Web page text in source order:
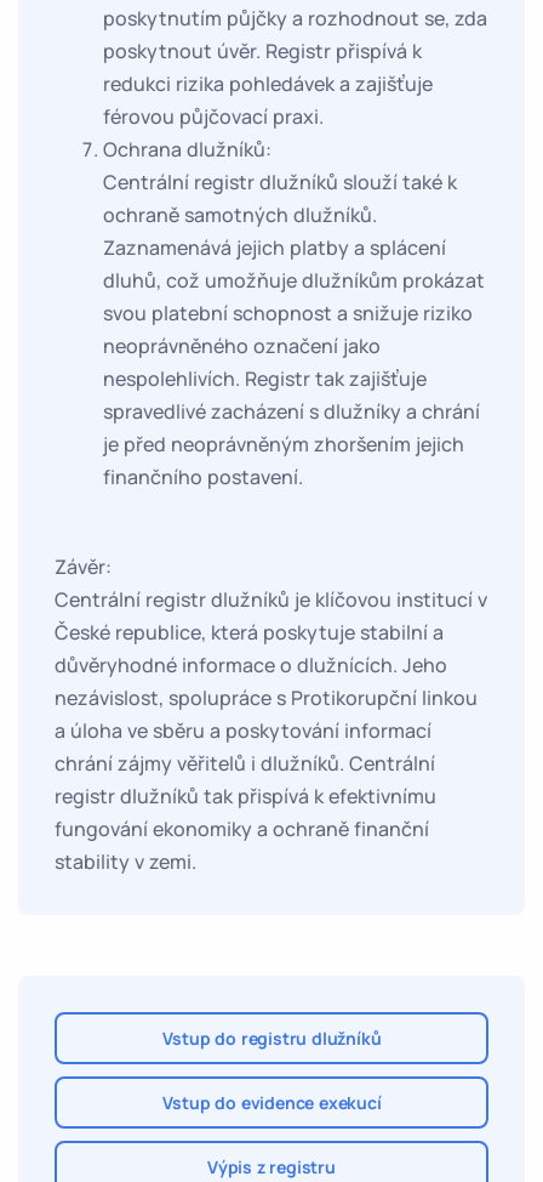
poskytnutím půjčky a rozhodnout se, zda
poskytnout úvěr. Registr přispívá k
redukci rizika pohledávek a zajišťuje
férovou půjčovací praxi.
Ochrana dlužníků:
Centrální registr dlužníků slouží také k
ochraně samotných dlužníků.
Zaznamenává jejich platby a splácení
dluhů, což umožňuje dlužníkům prokázat
svou platební schopnost a snižuje riziko
neoprávněného označení jako
nespolehlivích. Registr tak zajišťuje
spravedlivé zacházení s dlužníky a chrání
je před neoprávněným zhoršením jejich
finančního postavení.
Závěr:
Centrální registr dlužníků je klíčovou institucí v
České republice, která poskytuje stabilní a
důvěryhodné informace o dlužnících. Jeho
nezávislost, spolupráce s Protikorupční linkou
a úloha ve sběru a poskytování informací
chrání zájmy věřitelů i dlužníků. Centrální
registr dlužníků tak přispívá k efektivnímu
fungování ekonomiky a ochraně finanční
stability v zemi.
Vstup do registru dlužníků
Vstup do evidence exekucí
Výpis z registru